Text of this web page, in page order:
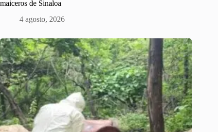
maiceros de Sinaloa
4 agosto, 2026